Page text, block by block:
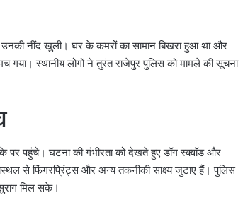
उनकी नींद खुली। घर के कमरों का सामान बिखरा हुआ था और
गया। स्थानीय लोगों ने तुरंत राजेपुर पुलिस को मामले की सूचना
पर पहुंचे। घटना की गंभीरता को देखते हुए डॉग स्क्वॉड और
से फिंगरप्रिंट्स और अन्य तकनीकी साक्ष्य जुटाए हैं। पुलिस
मिल सके।